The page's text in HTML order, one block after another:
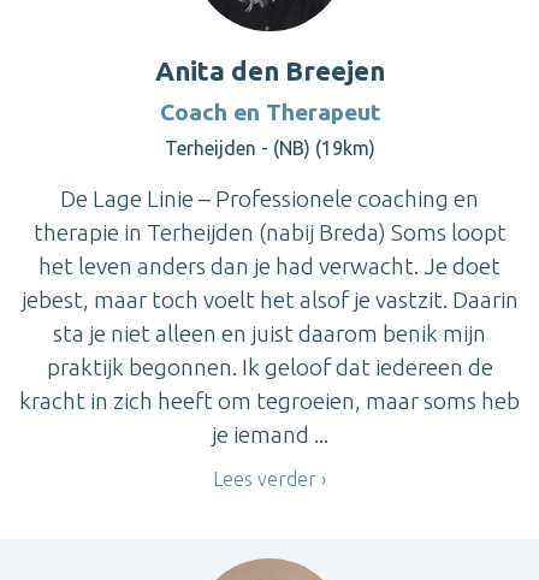
Anita den Breejen
Coach en Therapeut
Terheijden - (NB) (19km)
De Lage Linie – Professionele coaching en
therapie in Terheijden (nabij Breda) Soms loopt
het leven anders dan je had verwacht. Je doet
jebest, maar toch voelt het alsof je vastzit. Daarin
sta je niet alleen en juist daarom benik mijn
praktijk begonnen. Ik geloof dat iedereen de
kracht in zich heeft om tegroeien, maar soms heb
je iemand ...
Lees verder